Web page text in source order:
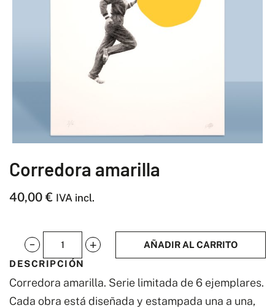
Corredora amarilla
40,00€ IVA incl.
Corredora
amarilla
cantidad
AÑADIR AL CARRITO
DESCRIPCIÓN
Corredora amarilla. Serie limitada de 6 ejemplares.
Cada obra está diseñada y estampada una a una,